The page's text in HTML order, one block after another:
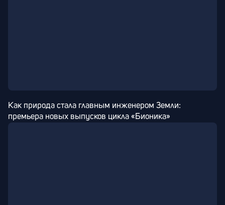
Как природа стала главным инженером Земли:
премьера новых выпусков цикла «Бионика»